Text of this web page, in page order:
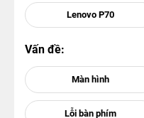
Lenovo P70
Vấn đề: